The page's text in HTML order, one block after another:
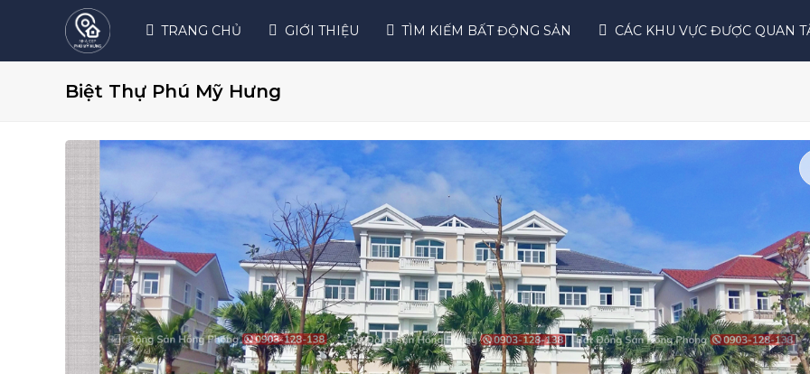
TRANG CHỦ GIỚI THIỆU TÌM KIẾM BẤT ĐỘNG SẢN CÁC KHU VỰC ĐƯỢC QUAN
Biệt Thự Phú Mỹ Hưng